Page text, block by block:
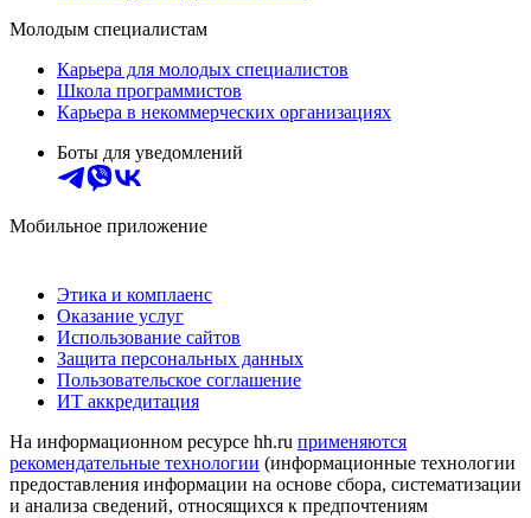
Молодым специалистам
Карьера для молодых специалистов
Школа программистов
Карьера в некоммерческих организациях
Боты для уведомлений
Мобильное приложение
Этика и комплаенс
Оказание услуг
Использование сайтов
Защита персональных данных
Пользовательское соглашение
ИТ аккредитация
На информационном ресурсе hh.ru применяются
рекомендательные технологии (информационные технологии
предоставления информации на основе сбора, систематизации
и анализа сведений, относящихся к предпочтениям